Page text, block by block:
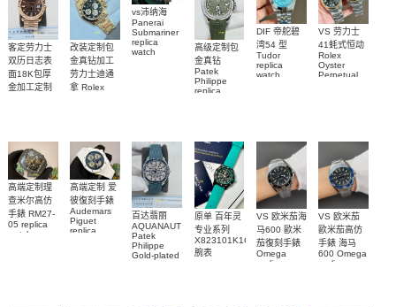
客定劳力士
双历日志表
面18K包厚
金加工定制
watch
改装定制包
金真钻加工
劳力士迪通
拿 Rolex
diamonds
m126508-
0003腕表
vs沛纳海
Panerai
Submariner
replica
watch
高级定制包
金真钻
Patek
Philippe
replica
011復刻手錶
腕表
DIF 帝舵碧
湾54 型
Tudor
replica
watch
VS 劳力士
41蚝式恒动
Rolex
Oyster
Perpetual
高端定制理
查米尔高仿
手錶 RM27-
05 replica
watch
高端定制 爱
彼復刻手錶
Audemars
Piguet
replica
26579CB.OO.1225CB.01
百达翡丽
AQUANAUT
Patek
Philippe
Gold-plated
原单 百年灵
专业系列
X823101K1C1S1
腕表
VS 欧米茄海
马600 歐米
茄復刻手錶
Omega
replica
VS 欧米茄
歐米茄高仿
手錶 海马
600 Omega
replica